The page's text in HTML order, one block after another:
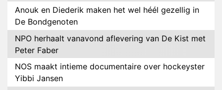
Anouk en Diederik maken het wel héél gezellig in
De Bondgenoten
NPO herhaalt vanavond aflevering van De Kist met
Peter Faber
NOS maakt intieme documentaire over hockeyster
Yibbi Jansen